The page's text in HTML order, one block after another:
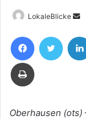
LokaleBlicke
FacebookTwitter
Drucken
Oberhausen (ots)